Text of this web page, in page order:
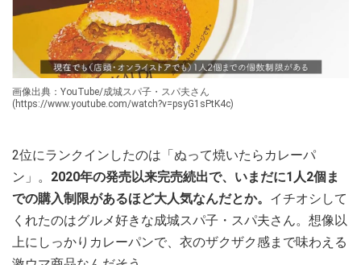
画像出典：YouTube/成城スパ子・スパ夫さん
(https://www.youtube.com/watch?v=psyG1sPtK4c)
2位にランクインしたのは「ぬって焼いたらカレーパ
ン」。 2020年の発売以来完売続出で、いまだに1人2個ま
での購入制限があるほど大人気なんだとか。 イチオシして
くれたのはグルメ好きな成城スパ子・スパ夫さん。想像以
上にしっかりカレーパンで、衣のザクザク感まで味わえる